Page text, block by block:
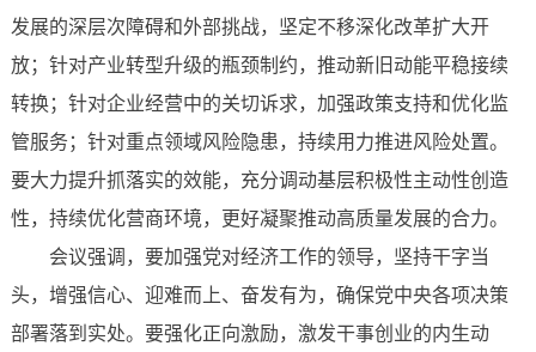
发展的深层次障碍和外部挑战，坚定不移深化改革扩大开
放；针对产业转型升级的瓶颈制约，推动新旧动能平稳接续
转换；针对企业经营中的关切诉求，加强政策支持和优化监
管服务；针对重点领域风险隐患，持续用力推进风险处置。
要大力提升抓落实的效能，充分调动基层积极性主动性创造
性，持续优化营商环境，更好凝聚推动高质量发展的合力。
会议强调，要加强党对经济工作的领导，坚持干字当
头，增强信心、迎难而上、奋发有为，确保党中央各项决策
部署落到实处。要强化正向激励，激发干事创业的内生动